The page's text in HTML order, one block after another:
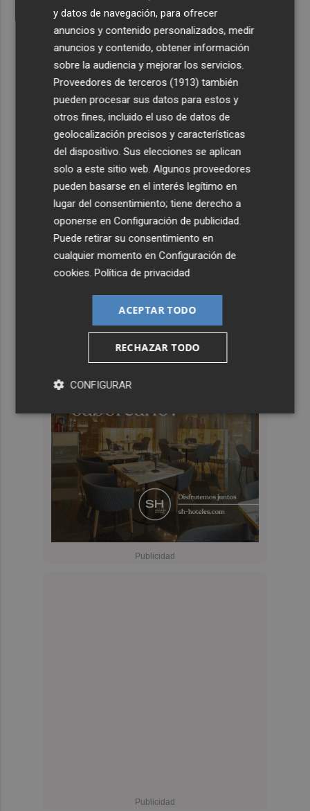
y datos de navegación, para ofrecer
anuncios y contenido personalizados, medir
anuncios y contenido, obtener información
sobre la audiencia y mejorar los servicios.
Proveedores de terceros (1913) también
pueden procesar sus datos para estos y
otros fines, incluido el uso de datos de
geolocalización precisos y características
del dispositivo. Sus elecciones se aplican
solo a este sitio web. Algunos proveedores
pueden basarse en el interés legítimo en
lugar del consentimiento; tiene derecho a
oponerse enConfiguración de publicidad
Puede retirar su consentimiento en
cualquier momento enConfiguración de
cookies .Política de privacidad
ACEPTAR TODO
RECHAZAR TODO
CONFIGURAR